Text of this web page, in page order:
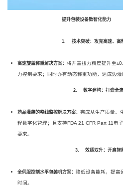
提升包装设备数智化能力
1. 技术突破：攻克高速、高
高速旋盖称重解决方案： 将开盖扭力精度提升至
力控制要求；同时亦有动态称重功能，达成边灌
2. 数字建构：打造全流
药品灌装的整线监控解决方案： 完成从生产质量、
程数字化管理；且支持FDA 21 CFR Part 11电
要求。
3. 效质双升：开启智
全伺服控制水平包装机方案： 降低设备能耗，提高
时间。